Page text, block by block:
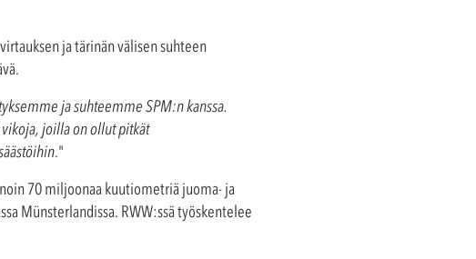
ja tärinän välisen suhteen
ja suhteemme SPM:n kanssa.
joilla on ollut pitkät
."
70 miljoonaa kuutiometriä juoma- ja
Münsterlandissa. RWW:ssä työskentelee